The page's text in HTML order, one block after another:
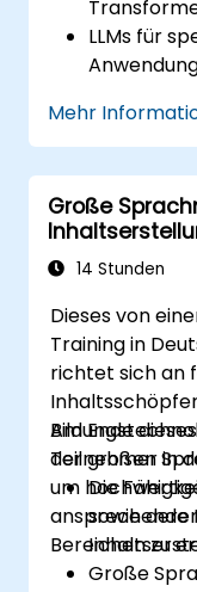
LLMs für
Die
Methoden
Zu
Bereich
Mehr
Große
14 Stunden
Dieses von
Training in
richtet sich an
der großen
um
ansprechende
Bereichen zu
Am Ende
Teilnehmer in
Die
sowie
Große